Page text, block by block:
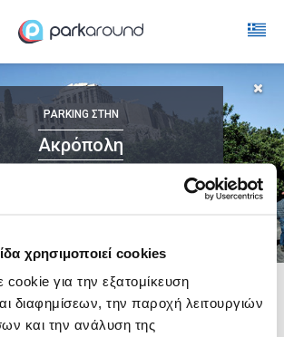
χρησιμοποιεί cookies
cookie για την εξατομίκευση
διαφημίσεων, την παροχή λειτουργιών
και την ανάλυση της
PARKING ΣΤΗΝ
Ακρόπολη
στο χάρτη και σύγκρινετιμή
καιαπόσταση
Ακρόπολη
Αυγ 10:00 ΔΙΑΡΚΕΙΑ ΩΡΑ